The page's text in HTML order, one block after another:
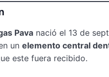
Pava nació el 13 de
un elemento central
este fuera recibido.